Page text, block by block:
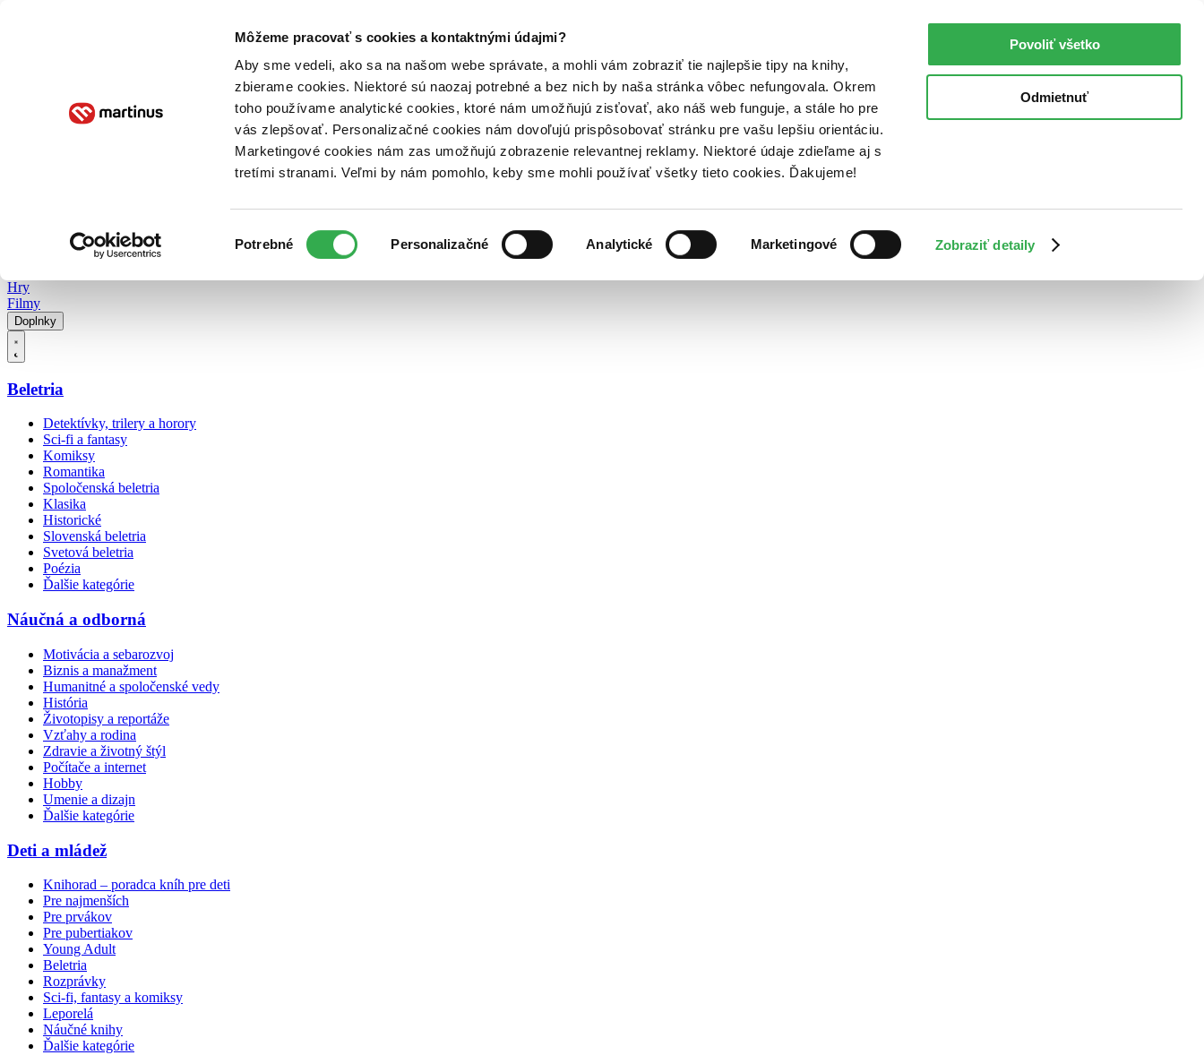
Môžeme pracovať s cookies a kontaktnými údajmi?
Aby sme vedeli, ako sa na našom webe správate, a mohli vám zobraziť tie najlepšie tipy na knihy,
zbierame cookies. Niektoré sú naozaj potrebné a bez nich by naša stránka vôbec nefungovala. Okrem
toho používame analytické cookies, ktoré nám umožňujú zisťovať, ako náš web funguje, a stále ho pre
vás zlepšovať. Personalizačné cookies nám dovoľujú prispôsobovať stránku pre vašu lepšiu orientáciu.
Marketingové cookies nám zas umožňujú zobrazenie relevantnej reklamy. Niektoré údaje zdieľame aj s
tretími stranami. Veľmi by nám pomohlo, keby sme mohli používať všetky tieto cookies. Ďakujeme!
súhlasu
Potrebné Personalizačné Analytické Marketingové Zobraziť detaily
Povoliť všetko
Odmietnuť
Poukážky Kontakt
Hry
Filmy
Doplnky
Beletria
Detektívky, trilery a horory
Sci-fi a fantasy
Komiksy
Romantika
Spoločenská beletria
Klasika
Historické
Slovenská beletria
Svetová beletria
Poézia
Ďalšie kategórie
Náučná a odborná
Motivácia a sebarozvoj
Biznis a manažment
Humanitné a spoločenské vedy
História
Životopisy a reportáže
Vzťahy a rodina
Zdravie a životný štýl
Počítače a internet
Hobby
Umenie a dizajn
Ďalšie kategórie
Deti a mládež
Knihorad – poradca kníh pre deti
Pre najmenších
Pre prvákov
Pre pubertiakov
Young Adult
Beletria
Rozprávky
Sci-fi, fantasy a komiksy
Leporelá
Náučné knihy
Ďalšie kategórie